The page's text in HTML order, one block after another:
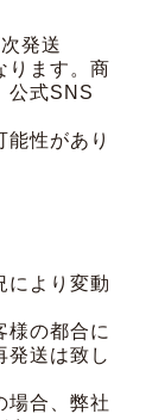
発送
ります。商
公式SNS
能性があり
により変動
の都合に
発送は致し
場合、弊社